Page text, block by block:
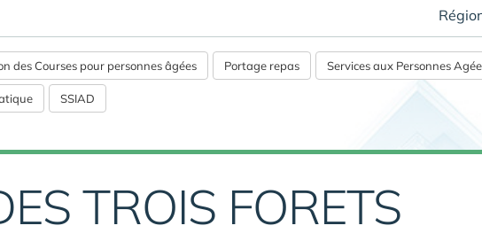
des Courses pour personnes âgées Portage repas Services aux Personnes
SSIAD
TROIS FORETS